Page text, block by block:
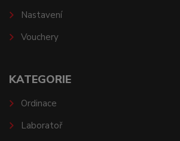
Nastavení
Vouchery
KATEGORIE
Ordinace
Laboratoř